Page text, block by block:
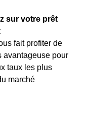
sur votre prêt
fait profiter de
avantageuse pour
taux les plus
marché